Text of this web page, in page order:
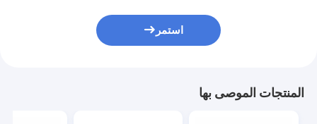
استمر
المنتجات الموصى بها